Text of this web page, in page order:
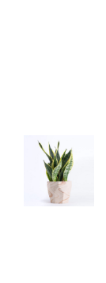
MUA
HÀNG
/
DETAILS